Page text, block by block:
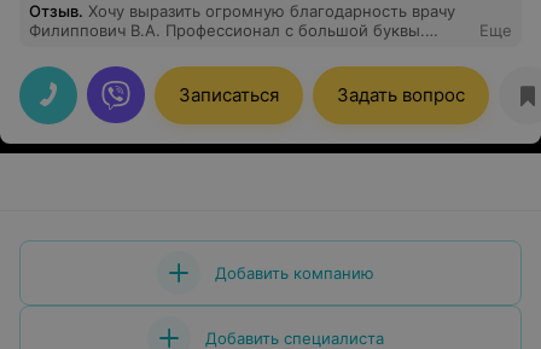
Отзыв. Хочу выразить огромную благодарность врачу
Филиппович В.А. Профессионал с большой буквы.
Очень быстро нашли пути решении моей проблемы.
Всё очень круто. Рекомендую!
Еще
Записаться Задать вопрос
Добавить компанию
Добавить специалиста